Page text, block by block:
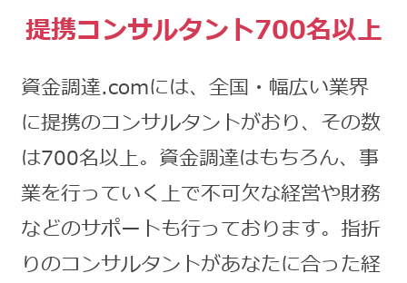
提携コンサルタント700名以上
資金調達.comには、全国・幅広い業界
に提携のコンサルタントがおり、その数
は700名以上。資金調達はもちろん、事
業を行っていく上で不可欠な経営や財務
などのサポートも行っております。指折
りのコンサルタントがあなたに合った経